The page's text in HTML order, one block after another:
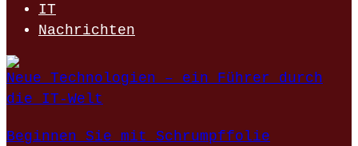
IT
Nachrichten
Neue Technologien – ein Führer durch
die IT-Welt
Beginnen Sie mit Schrumpffolie